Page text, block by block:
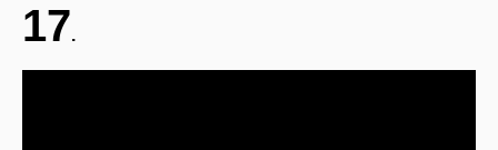
17.